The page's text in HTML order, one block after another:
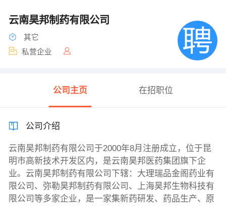
云南昊邦制药有限公司
其它
私营企业
公司主页 在招职位
公司介绍
云南昊邦制药有限公司于2000年8月注册成立，位于昆
明市高新技术开发区内，是云南昊邦医药集团旗下企
业。云南昊邦制药有限公司下辖：大理瑞品金阁药业有
限公司、弥勒昊邦制药有限公司、上海昊邦生物科技有
限公司等多家企业，是一家集新药研发、药品生产、原